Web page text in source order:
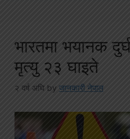
भारतमा भयानक
मृत्यु २३ घाइते
२ वर्ष अघि by जानकारी नेपाल